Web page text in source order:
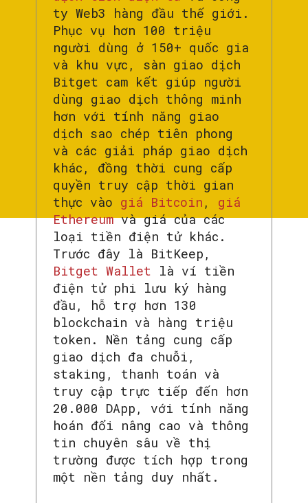
ty Web3 hàng đầu thế giới.
Phục vụ hơn 100 triệu
người dùng ở 150+ quốc gia
và khu vực, sàn giao dịch
Bitget cam kết giúp người
dùng giao dịch thông minh
hơn với tính năng giao
dịch sao chép tiên phong
và các giải pháp giao dịch
khác, đồng thời cung cấp
quyền truy cập thời gian
thực vào giá Bitcoin , giá
Ethereumvà giá của các
loại tiền điện tử khác.
Trước đây là BitKeep,
Bitget Wallet là ví tiền
điện tử phi lưu ký hàng
đầu, hỗ trợ hơn 130
blockchain và hàng triệu
token. Nền tảng cung cấp
giao dịch đa chuỗi,
staking, thanh toán và
truy cập trực tiếp đến hơn
20.000 DApp, với tính năng
hoán đổi nâng cao và thông
tin chuyên sâu về thị
trường được tích hợp trong
một nền tảng duy nhất.